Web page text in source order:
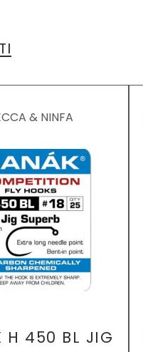
à
& NINFA
H 450 BL JIG